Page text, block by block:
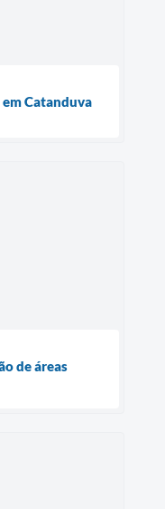
Catanduva
de áreas